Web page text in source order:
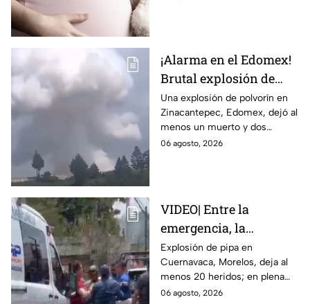
¡Alarma en el Edomex!
Brutal explosión de
polvorín en Santa
María del Monte,
Zinacantepec; reportan
al menos un muerto y
Una explosión de polvorín en
Zinacantepec, Edomex, dejó al
menos un muerto y dos
heridos; autoridades atiende la
06 agosto, 2026
VIDEO| Entre la
emergencia, la
desesperación y el
llanto de un niño;
adultos desatan pelea
Explosión de pipa en
Cuernavaca, Morelos, deja al
menos 20 heridos; en plena
emergencia, dos hombres
06 agosto, 2026